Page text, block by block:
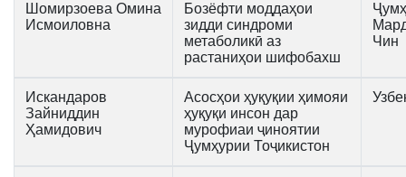
Шомирзоева Омина
Исмоиловна
Бозёфти моддаҳои
зидди синдроми
метаболикӣ аз
растаниҳои шифобахш
Чин
Искандаров
Зайниддин
Ҳамидович
Асосҳои ҳуқуқии ҳимояи
ҳуқуқи инсон дар
мурофиаи ҷиноятии
Ҷумҳурии Тоҷикистон